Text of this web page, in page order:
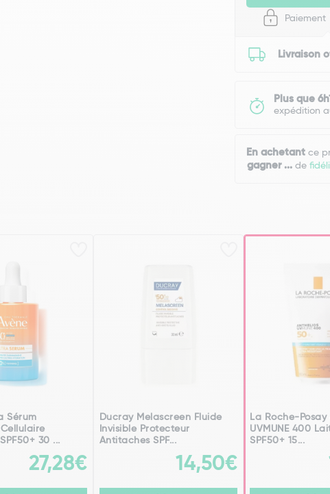
Paiement
Livraison
Plus que
expédition
En achetantce
gagner ... de
Sérum
30 ...
27,28€
Ducray Melascreen Fluide
Invisible Protecteur
Antitaches SPF...
14,50€
La Roche-
UVMUNE 400
SPF50+ 15...